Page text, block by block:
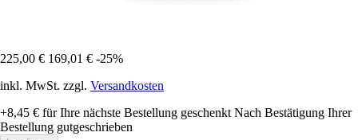
225,00 € 169,01 € -25%
inkl. MwSt. zzgl. Versandkosten
+8,45 € für Ihre nächste Bestellung geschenkt Nach Bestätigung Ihrer
Bestellung gutgeschrieben